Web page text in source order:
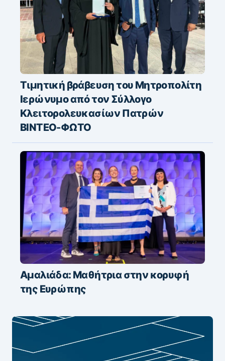
Τιμητική βράβευση του Μητροπολίτη
Ιερώνυμο από τον Σύλλογο
Κλειτορολευκασίων Πατρών
ΒΙΝΤΕΟ-ΦΩΤΟ
Αμαλιάδα: Μαθήτρια στην κορυφή
της Ευρώπης